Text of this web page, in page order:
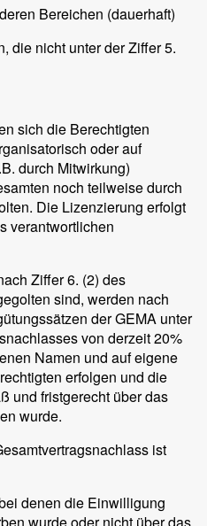
Bereichen (dauerhaft)
die nicht unter der Ziffer 5.
sich die Berechtigten
oder auf
durch Mitwirkung)
noch teilweise durch
Die Lizenzierung erfolgt
verantwortlichen
Ziffer 6. (2) des
sind, werden nach
der GEMA unter
von derzeit 20%
Namen und auf eigene
erfolgen und die
und fristgerecht über das
wurde.
ist
denen die Einwilligung